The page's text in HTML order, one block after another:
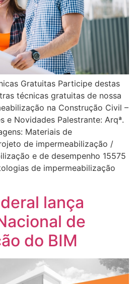
Gratuitas Participe destas
técnicas gratuitas de nossa
na Construção Civil –
e Novidades Palestrante: Arqª.
Materiais de
de impermeabilização /
e de desempenho 15575
de impermeabilização
lança
de
do BIM